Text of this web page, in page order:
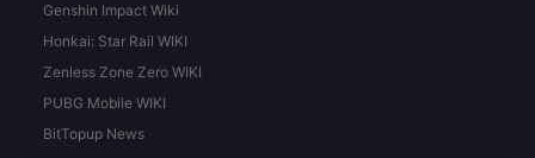
Genshin Impact Wiki
Honkai: Star Rail WIKI
Zenless Zone Zero WIKI
PUBG Mobile WIKI
BitTopup News